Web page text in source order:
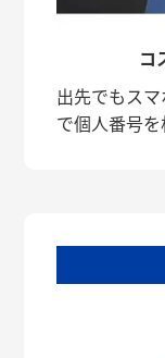
コ
出先でもス
で個人番号を